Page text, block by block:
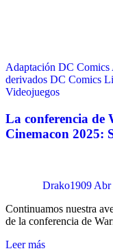
Adaptación DC Comics
derivados DC Comics
Videojuegos
La conferencia de
Cinemacon 2025:
Drako1909 Abr
Continuamos nuestra
de la conferencia de
Leer más